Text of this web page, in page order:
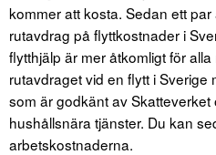
kommer att kosta. Sedan ett
rutavdrag på flyttkostnader i
flytthjälp är mer åtkomligt för
rutavdraget vid en flytt i Sverige
som är godkänt av
hushållsnära tjänster. Du kan
arbetskostnaderna.